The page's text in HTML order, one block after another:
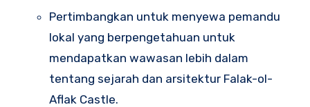
Pertimbangkan untuk menyewa pemandu
lokal yang berpengetahuan untuk
mendapatkan wawasan lebih dalam
tentang sejarah dan arsitektur Falak-ol-
Aflak Castle.